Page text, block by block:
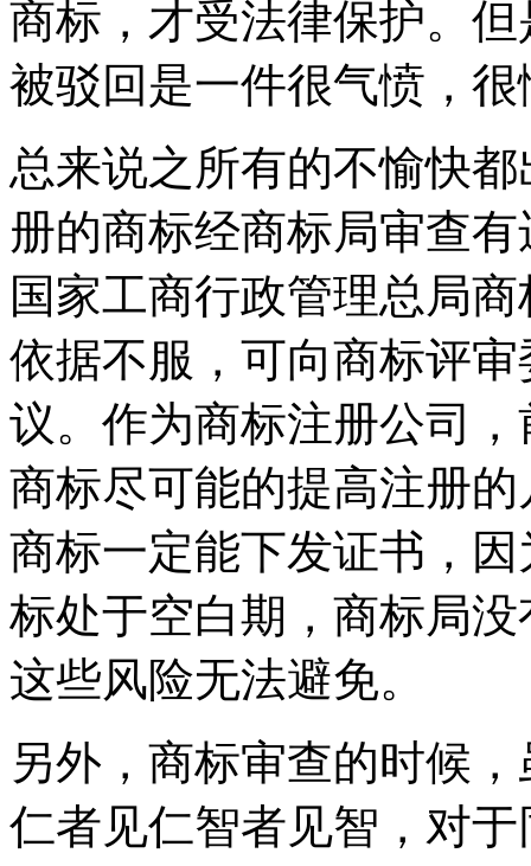
商标，才受法律保护。
被驳回是一件很气愤，
总来说之所有的不愉快
册的商标经商标局审查
国家工商行政管理总局
依据不服，可向商标评
议。作为商标注册公司
商标尽可能的提高注册
商标一定能下发证书，
标处于空白期，商标局
这些风险无法避免。
另外，商标审查的时候
仁者见仁智者见智，对